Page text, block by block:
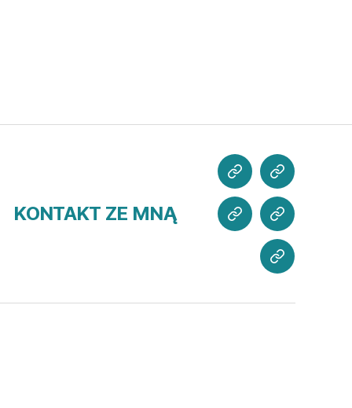
KONTAKT ZE MNĄ
POZNAJ
MNIE
CO
SŁYCHAĆ?
MOJE
PROJEKTY
WSPIERAJ
MISJĘ
KONTAKT
MNĄ